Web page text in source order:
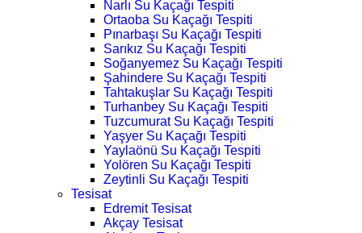
Narlı Su Kaçağı Tespiti
Ortaoba Su Kaçağı Tespiti
Pınarbaşı Su Kaçağı Tespiti
Sarıkız Su Kaçağı Tespiti
Soğanyemez Su Kaçağı Tespiti
Şahindere Su Kaçağı Tespiti
Tahtakuşlar Su Kaçağı Tespiti
Turhanbey Su Kaçağı Tespiti
Tuzcumurat Su Kaçağı Tespiti
Yaşyer Su Kaçağı Tespiti
Yaylaönü Su Kaçağı Tespiti
Yolören Su Kaçağı Tespiti
Zeytinli Su Kaçağı Tespiti
Tesisat
Edremit Tesisat
Akçay Tesisat